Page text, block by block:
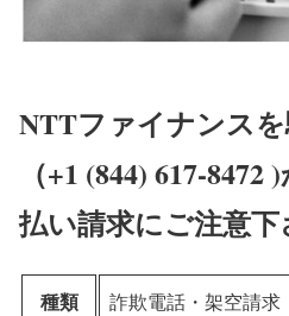
NTTファイナンス
（+1 (844) 617-
払い請求にご注意下
種類 詐欺電話・架空請求